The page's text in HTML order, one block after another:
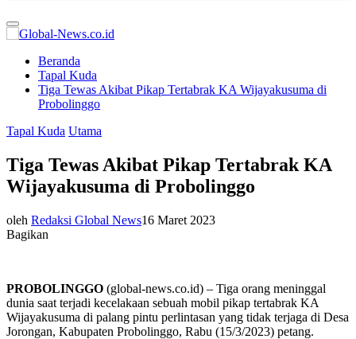
Primary
Menu
Beranda
Tapal Kuda
Tiga Tewas Akibat Pikap Tertabrak KA Wijayakusuma di
Probolinggo
Tapal Kuda Utama
Tiga Tewas Akibat Pikap Tertabrak KA
Wijayakusuma di Probolinggo
oleh Redaksi Global News16 Maret 2023
Bagikan
PROBOLINGGO (global-news.co.id) – Tiga orang meninggal
dunia saat terjadi kecelakaan sebuah mobil pikap tertabrak KA
Wijayakusuma di palang pintu perlintasan yang tidak terjaga di Desa
Jorongan, Kabupaten Probolinggo, Rabu (15/3/2023) petang.